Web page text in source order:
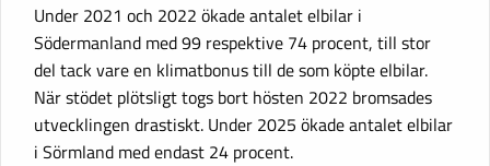
Under 2021 och 2022 ökade antalet elbilar i
Södermanland med 99 respektive 74 procent, till stor
del tack vare en klimatbonus till de som köpte elbilar.
När stödet plötsligt togs bort hösten 2022 bromsades
utvecklingen drastiskt. Under 2025 ökade antalet elbilar
i Sörmland med endast 24 procent.